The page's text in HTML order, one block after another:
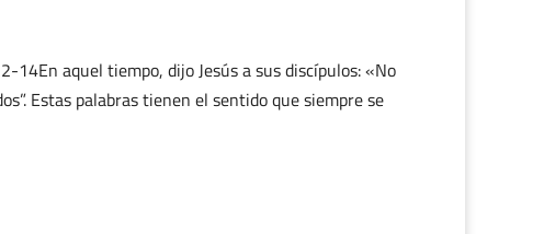
14En aquel tiempo, dijo Jesús a sus discípulos: «No
Estas palabras tienen el sentido que siempre se